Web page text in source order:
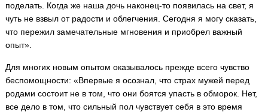
поделать. Когда же наша дочь наконец-то появилась на свет, я
чуть не взвыл от радости и облегчения. Сегодня я могу сказать,
что пережил замечательные мгновения и приобрел важный
опыт».
Для многих новым опытом оказывалось прежде всего чувство
беспомощности: «Впервые я осознал, что страх мужей перед
родами состоит не в том, что они боятся упасть в обморок. Нет,
все дело в том, что сильный пол чувствует себя в это время